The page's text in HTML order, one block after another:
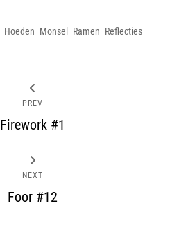
Hoeden Monsel Ramen Reflecties
PREV
Firework #1
NEXT
Foor #12